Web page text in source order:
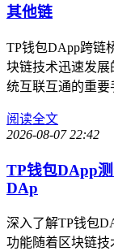
其他链
TP钱包DApp跨链
块链技术迅速发
统互联互通的重
阅读全文
2026-08-07 22:42
TP钱包DApp
DAp
深入了解TP钱包
功能随着区块链技